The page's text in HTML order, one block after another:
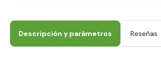
Descripción y parámetros Reseñas